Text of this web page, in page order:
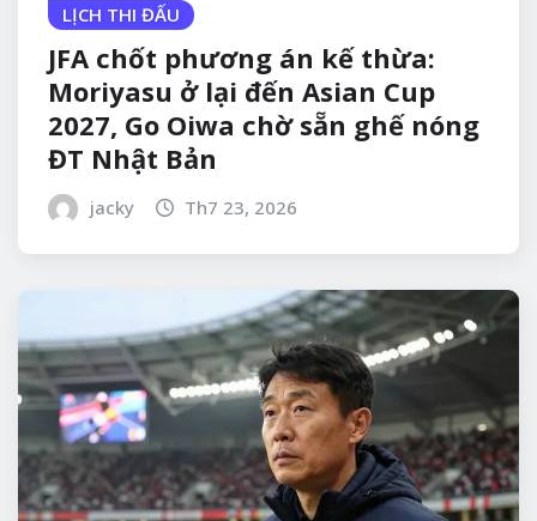
LỊCH THI ĐẤU
JFA chốt phương án kế thừa:
Moriyasu ở lại đến Asian Cup
2027, Go Oiwa chờ sẵn ghế nóng
ĐT Nhật Bản
jacky Th7 23, 2026